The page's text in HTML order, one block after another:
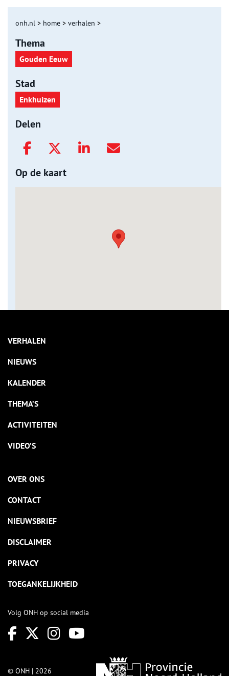
onh.nl > home > verhalen >
Thema
Gouden Eeuw
Stad
Enkhuizen
Delen
Op de kaart
VERHALEN
NIEUWS
KALENDER
THEMA’S
ACTIVITEITEN
VIDEO’S
OVER ONS
CONTACT
NIEUWSBRIEF
DISCLAIMER
PRIVACY
TOEGANKELIJKHEID
Volg ONH op social media
© ONH | 2026